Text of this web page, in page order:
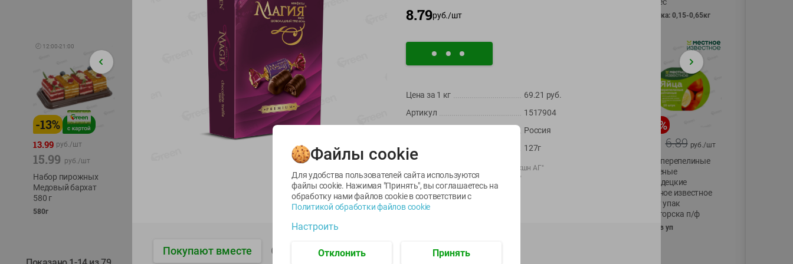
фасовка: 0,15-0,65кг
🕘 12:00-21:00
-13%
13.99 руб./шт
15.99 руб./шт
Набор пирожных
Медовый бархат
580 г
580г
24%
4.99 руб./шт
-22%
Икра
трески
тихоокеанской
деликатесная
Лунское море 120г
ж/б ключ
120г
-17%
сельди
тихоокеанской
Лунское море 120г
-17
11.59
%
6.89 руб./шт
Яйца перепелиные
копченые
Молодецкие
Местное известное
20 шт упак
Солигорска п/ф
20шт в уп
8.79руб./шт
Цена за 1 кг 69.21 руб.
Артикул
1517904
Россия
Масса / Объем
127г
АО "Эссен Продакшн АГ"
Импортер:ООО "Владпродимпорт"
Штрихкод:4604248028626
Покупают вместе Описание товара
Файлы cookie
Для удобства пользователей сайта используются
файлы cookie. Нажимая "Принять", вы соглашаетесь на
обработку нами файлов cookie в соответствии с
Политикой обработки файлов cookie
Настроить
Отклонить Принять